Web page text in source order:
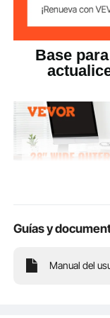
Altura del
Base
Guías y
Manual del